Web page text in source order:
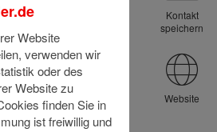
Kontakt
speichern
Website
Website
verwenden wir
oder des
Website zu
finden Sie in
ist freiwillig und